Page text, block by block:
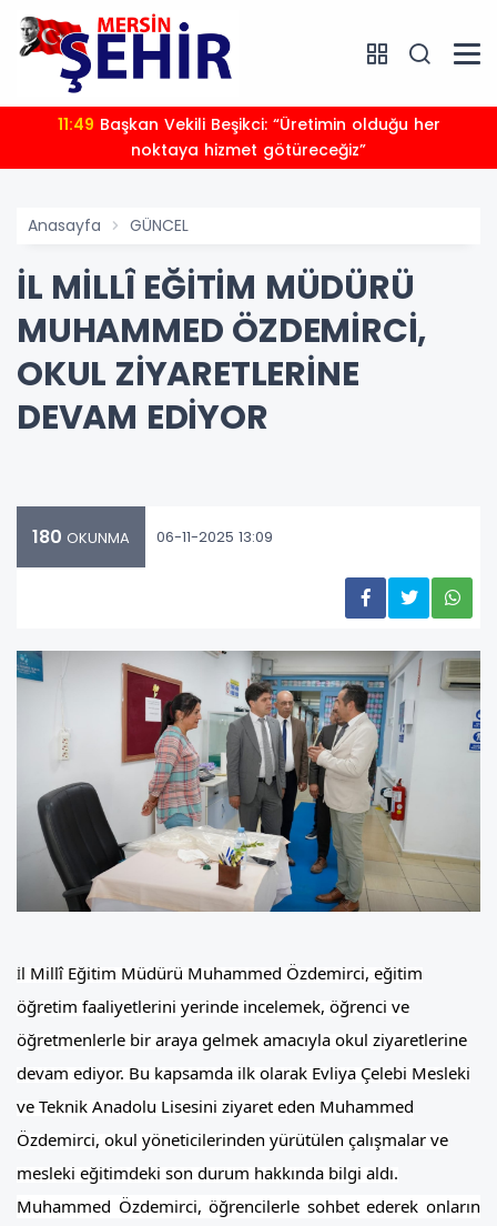
11:49
noktaya hizmet götüreceğiz”
Anasayfa GÜNCEL
İL MİLLÎ EĞİTİM MÜDÜRÜ
MUHAMMED ÖZDEMİRCİ,
OKUL ZİYARETLERİNE
DEVAM EDİYOR
180 OKUNMA 06-11-2025 13:09
İl Millî Eğitim Müdürü Muhammed Özdemirci, eğitim
öğretim faaliyetlerini yerinde incelemek, öğrenci ve
öğretmenlerle bir araya gelmek amacıyla okul ziyaretlerine
devam ediyor. Bu kapsamda ilk olarak Evliya Çelebi Mesleki
ve Teknik Anadolu Lisesini ziyaret eden Muhammed
Özdemirci, okul yöneticilerinden yürütülen çalışmalar ve
mesleki eğitimdeki son durum hakkında bilgi aldı.
Muhammed Özdemirci, öğrencilerle sohbet ederek onların